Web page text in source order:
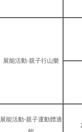
展能活動-親子行山樂
展能活動-親子運動體適